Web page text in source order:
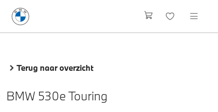
Terug naar overzicht
BMW 530e Touring